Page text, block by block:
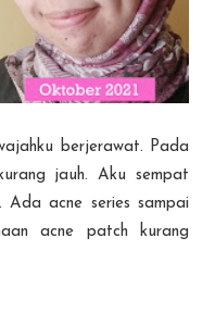
berjerawat. Pada
jauh. Aku sempat
acne series sampai
acne patch kurang